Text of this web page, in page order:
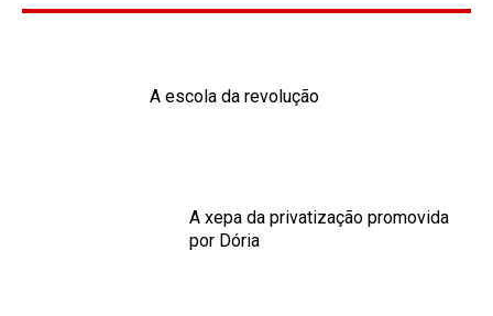
A escola da revolução
A xepa da privatização promovida
por Dória